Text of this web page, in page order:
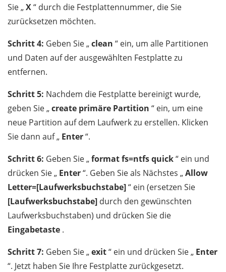
Sie „X“ durch die Festplattennummer, die Sie
zurücksetzen möchten.
Schritt 4: Geben Sie „clean “ ein, um alle Partitionen
und Daten auf der ausgewählten Festplatte zu
entfernen.
Schritt 5: Nachdem die Festplatte bereinigt wurde,
geben Sie „create primäre Partition “ ein, um eine
neue Partition auf dem Laufwerk zu erstellen. Klicken
Sie dann auf „ Enter“.
Schritt 6: Geben Sie „format fs=ntfs quick“ ein und
drücken Sie „ Enter“. Geben Sie als Nächstes „Allow
Letter=[Laufwerksbuchstabe]“ ein (ersetzen Sie
[Laufwerksbuchstabe] durch den gewünschten
Laufwerksbuchstaben) und drücken Sie die
Eingabetaste .
Schritt 7: Geben Sie „exit“ ein und drücken Sie „ Enter
“. Jetzt haben Sie Ihre Festplatte zurückgesetzt.